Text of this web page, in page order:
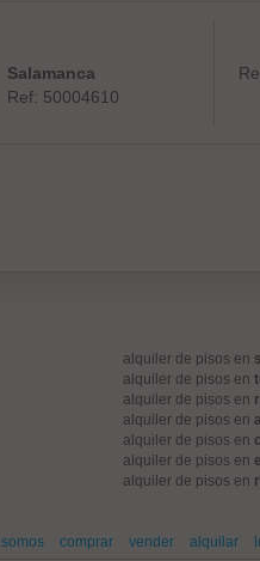
Salamanca
Ref: 50004610
alquiler de pisos en
alquiler de pisos en
alquiler de pisos en
alquiler de pisos en
alquiler de pisos en
alquiler de pisos en
alquiler de pisos en
somos comprar vender alquilar